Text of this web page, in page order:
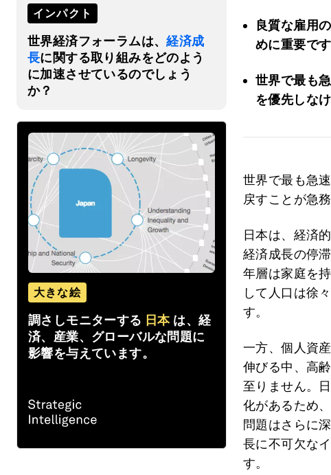
インパクト
世界経済フォーラムは、経済成
長に関する取り組みをどのよう
に加速させているのでしょう
か？
大きな絵
調さしモニターする 日本 は、経
済、産業、グローバルな問題に
影響を与えています。
良質な雇用
めに重要です
世界で最も
を優先しな
世界で最も急
戻すことが急
日本は、経済
経済成長の停
年層は家庭を
して人口は徐
す。
一方、個人資
伸びる中、高
至りません。
化があるため
問題はさらに
長に不可欠な
す。